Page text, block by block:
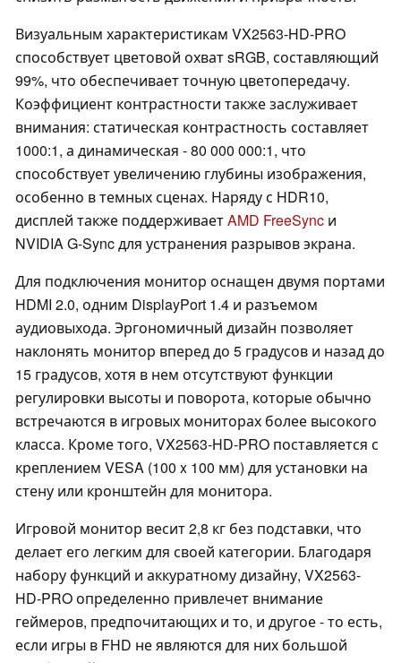
Визуальным характеристикам VX2563-HD-PRO
способствует цветовой охват sRGB, составляющий
99%, что обеспечивает точную цветопередачу.
Коэффициент контрастности также заслуживает
внимания: статическая контрастность составляет
1000:1, а динамическая - 80 000 000:1, что
способствует увеличению глубины изображения,
особенно в темных сценах. Наряду с HDR10,
дисплей также поддерживаетAMD FreeSync и
NVIDIA G-Sync для устранения разрывов экрана.
Для подключения монитор оснащен двумя портами
HDMI 2.0, одним DisplayPort 1.4 и разъемом
аудиовыхода. Эргономичный дизайн позволяет
наклонять монитор вперед до 5 градусов и назад до
15 градусов, хотя в нем отсутствуют функции
регулировки высоты и поворота, которые обычно
встречаются в игровых мониторах более высокого
класса. Кроме того, VX2563-HD-PRO поставляется с
креплением VESA (100 x 100 мм) для установки на
стену или кронштейн для монитора.
Игровой монитор весит 2,8 кг без подставки, что
делает его легким для своей категории. Благодаря
набору функций и аккуратному дизайну, VX2563-
HD-PRO определенно привлечет внимание
геймеров, предпочитающих и то, и другое - то есть,
если игры в FHD не являются для них большой